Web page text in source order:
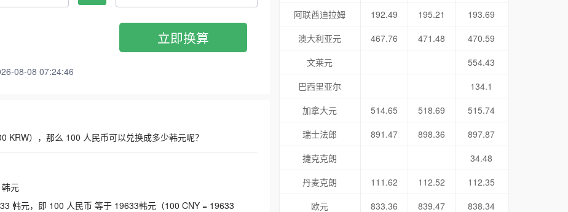
08-08 07:24:46
立即换算
），那么 100 人民币可以兑换成多少韩元呢？
元
韩元，即 100 人民币 等于 19633韩元（100 CNY = 19633
阿联酋迪拉姆
192.49 195.21
193.69
澳大利亚元
467.76 471.48
470.59
文莱元
554.43
巴西里亚尔
134.1
加拿大元
514.65 518.69
515.74
瑞士法郎
891.47 898.36
897.87
捷克克朗
34.48
丹麦克朗
111.62 112.52
112.35
欧元
833.36 839.47
838.34